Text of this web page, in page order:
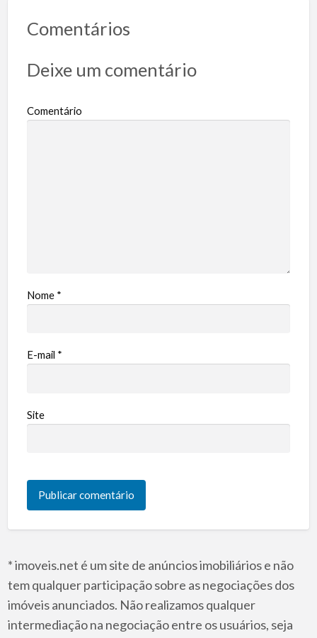
Comentários
Deixe um comentário
Comentário
Nome *
E-mail *
Site
* imoveis.net é um site de anúncios imobiliários e não
tem qualquer participação sobre as negociações dos
imóveis anunciados. Não realizamos qualquer
intermediação na negociação entre os usuários, seja